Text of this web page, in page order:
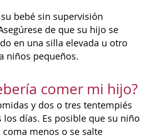
bebé sin supervisión
de que su hijo se
en una silla elevada u otro
niños pequeños.
comer mi hijo?
y dos o tres tentempiés
los días. Es posible que su niño
coma menos o se salte